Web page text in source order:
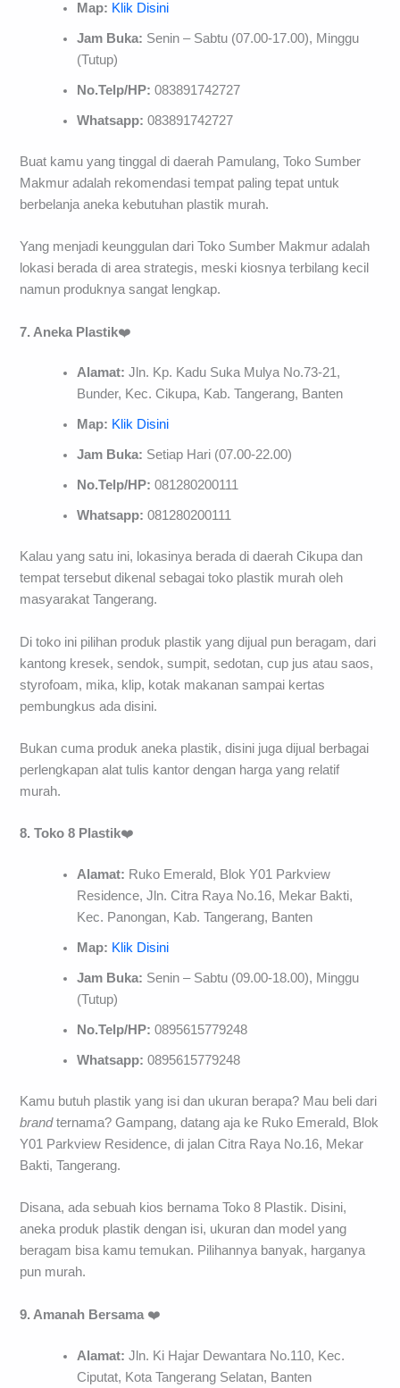
Map: Klik Disini
Jam Buka: Senin – Sabtu (07.00-17.00), Minggu
(Tutup)
No.Telp/HP: 083891742727
Whatsapp:083891742727
Buat kamu yang tinggal di daerah Pamulang, Toko Sumber
Makmur adalah rekomendasi tempat paling tepat untuk
berbelanja aneka kebutuhan plastik murah.
Yang menjadi keunggulan dari Toko Sumber Makmur adalah
lokasi berada di area strategis, meski kiosnya terbilang kecil
namun produknya sangat lengkap.
7. Aneka Plastik❤️
Alamat: Jln. Kp. Kadu Suka Mulya No.73-21,
Bunder, Kec. Cikupa, Kab. Tangerang, Banten
Map: Klik Disini
Jam Buka: Setiap Hari (07.00-22.00)
No.Telp/HP: 081280200111
Whatsapp:081280200111
Kalau yang satu ini, lokasinya berada di daerah Cikupa dan
tempat tersebut dikenal sebagai toko plastik murah oleh
masyarakat Tangerang.
Di toko ini pilihan produk plastik yang dijual pun beragam, dari
kantong kresek, sendok, sumpit, sedotan, cup jus atau saos,
styrofoam, mika, klip, kotak makanan sampai kertas
pembungkus ada disini.
Bukan cuma produk aneka plastik, disini juga dijual berbagai
perlengkapan alat tulis kantor dengan harga yang relatif
murah.
8. Toko 8 Plastik❤️
Alamat: Ruko Emerald, Blok Y01 Parkview
Residence, Jln. Citra Raya No.16, Mekar Bakti,
Kec. Panongan, Kab. Tangerang, Banten
Map: Klik Disini
Jam Buka: Senin – Sabtu (09.00-18.00), Minggu
(Tutup)
No.Telp/HP: 0895615779248
Whatsapp:0895615779248
Kamu butuh plastik yang isi dan ukuran berapa? Mau beli dari
brandternama? Gampang, datang aja ke Ruko Emerald, Blok
Y01 Parkview Residence, di jalan Citra Raya No.16, Mekar
Bakti, Tangerang.
Disana, ada sebuah kios bernama Toko 8 Plastik. Disini,
aneka produk plastik dengan isi, ukuran dan model yang
beragam bisa kamu temukan. Pilihannya banyak, harganya
pun murah.
9. Amanah Bersama ❤️
Alamat: Jln. Ki Hajar Dewantara No.110, Kec.
Ciputat, Kota Tangerang Selatan, Banten